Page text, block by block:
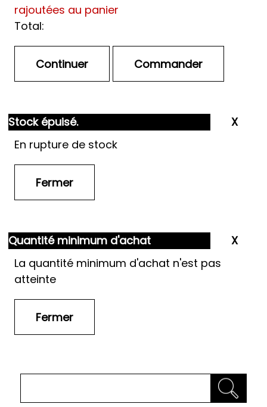
rajoutées au panier
Total:
Stock épuisé.
En rupture de stock
Quantité minimum d'achat
La quantité minimum d'achat n'est pas
atteinte